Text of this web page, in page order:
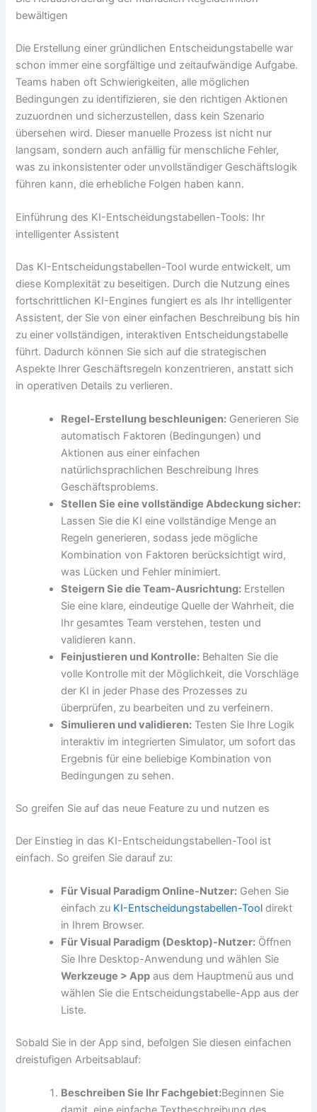
bewältigen
Die Erstellung einer gründlichen Entscheidungstabelle war
schon immer eine sorgfältige und zeitaufwändige Aufgabe.
Teams haben oft Schwierigkeiten, alle möglichen
Bedingungen zu identifizieren, sie den richtigen Aktionen
zuzuordnen und sicherzustellen, dass kein Szenario
übersehen wird. Dieser manuelle Prozess ist nicht nur
langsam, sondern auch anfällig für menschliche Fehler,
was zu inkonsistenter oder unvollständiger Geschäftslogik
führen kann, die erhebliche Folgen haben kann.
Einführung des KI-Entscheidungstabellen-Tools: Ihr
intelligenter Assistent
Das KI-Entscheidungstabellen-Tool wurde entwickelt, um
diese Komplexität zu beseitigen. Durch die Nutzung eines
fortschrittlichen KI-Engines fungiert es als Ihr intelligenter
Assistent, der Sie von einer einfachen Beschreibung bis hin
zu einer vollständigen, interaktiven Entscheidungstabelle
führt. Dadurch können Sie sich auf die strategischen
Aspekte Ihrer Geschäftsregeln konzentrieren, anstatt sich
in operativen Details zu verlieren.
Regel-Erstellung beschleunigen: Generieren Sie
automatisch Faktoren (Bedingungen) und
Aktionen aus einer einfachen
natürlichsprachlichen Beschreibung Ihres
Geschäftsproblems.
Stellen Sie eine vollständige Abdeckung sicher:
Lassen Sie die KI eine vollständige Menge an
Regeln generieren, sodass jede mögliche
Kombination von Faktoren berücksichtigt wird,
was Lücken und Fehler minimiert.
Steigern Sie die Team-Ausrichtung: Erstellen
Sie eine klare, eindeutige Quelle der Wahrheit, die
Ihr gesamtes Team verstehen, testen und
validieren kann.
Feinjustieren und Kontrolle: Behalten Sie die
volle Kontrolle mit der Möglichkeit, die Vorschläge
der KI in jeder Phase des Prozesses zu
überprüfen, zu bearbeiten und zu verfeinern.
Simulieren und validieren: Testen Sie Ihre Logik
interaktiv im integrierten Simulator, um sofort das
Ergebnis für eine beliebige Kombination von
Bedingungen zu sehen.
So greifen Sie auf das neue Feature zu und nutzen es
Der Einstieg in das KI-Entscheidungstabellen-Tool ist
einfach. So greifen Sie darauf zu:
Für Visual Paradigm Online-Nutzer: Gehen Sie
einfach zu KI-Entscheidungstabellen-Tool direkt
in Ihrem Browser.
Für Visual Paradigm (Desktop)-Nutzer: Öffnen
Sie Ihre Desktop-Anwendung und wählen Sie
Werkzeuge > App aus dem Hauptmenü aus und
wählen Sie die Entscheidungstabelle-App aus der
Liste.
Sobald Sie in der App sind, befolgen Sie diesen einfachen
dreistufigen Arbeitsablauf:
Beschreiben Sie Ihr Fachgebiet:Beginnen Sie